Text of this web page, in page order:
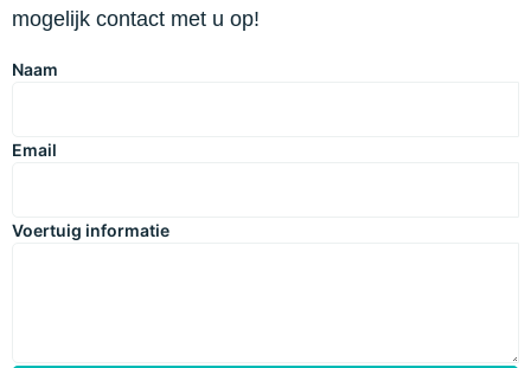
mogelijk contact met u op!
Naam
Email
Voertuig informatie